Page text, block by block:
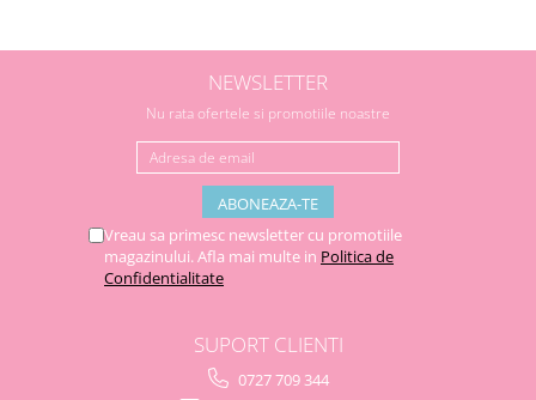
NEWSLETTER
Nu rata ofertele si promotiile noastre
Vreau sa primesc newsletter cu promotiile
magazinului. Afla mai multe in Politica de
Confidentialitate
SUPORT CLIENTI
0727 709 344